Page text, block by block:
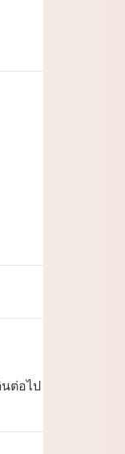
ต่อไป